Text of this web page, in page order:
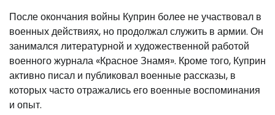
После окончания войны Куприн более не участвовал в
военных действиях, но продолжал служить в армии. Он
занимался литературной и художественной работой
военного журнала «Красное Знамя». Кроме того, Куприн
активно писал и публиковал военные рассказы, в
которых часто отражались его военные воспоминания
и опыт.